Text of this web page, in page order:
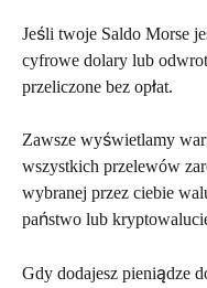
Jeśli twoje Saldo Morse
cyfrowe dolary lub
przeliczone bez opłat.
Zawsze wyświetlamy
wszystkich przelewów
wybranej przez ciebie
państwo lub
Gdy dodajesz pieniądze